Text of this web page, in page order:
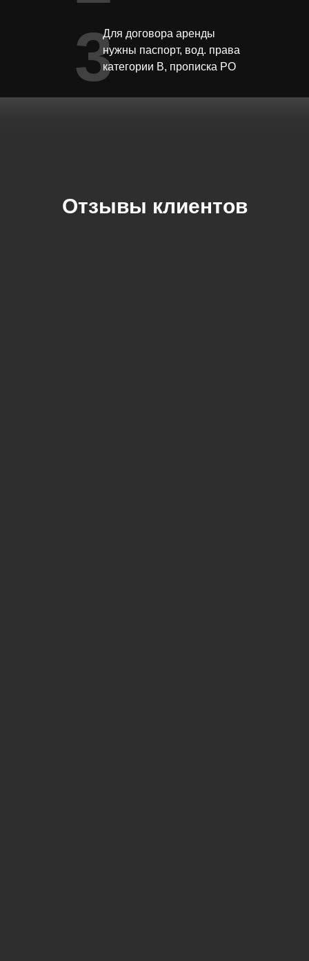
Для договора аренды
нужны паспорт, вод. права
категории В, прописка РО
3
Отзывы клиентов